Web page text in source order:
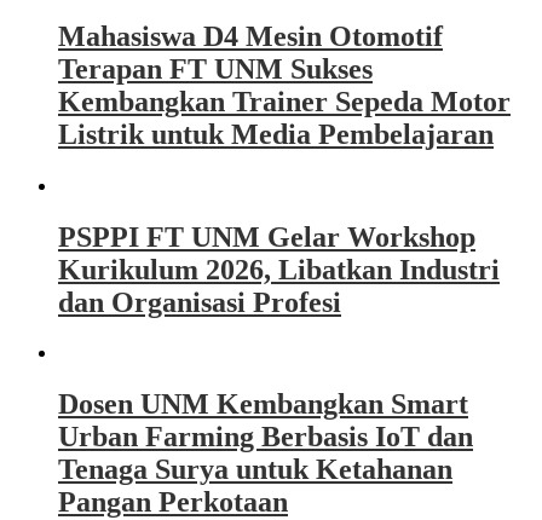
Mahasiswa D4 Mesin Otomotif
Terapan FT UNM Sukses
Kembangkan Trainer Sepeda Motor
Listrik untuk Media Pembelajaran
PSPPI FT UNM Gelar Workshop
Kurikulum 2026, Libatkan Industri
dan Organisasi Profesi
Dosen UNM Kembangkan Smart
Urban Farming Berbasis IoT dan
Tenaga Surya untuk Ketahanan
Pangan Perkotaan